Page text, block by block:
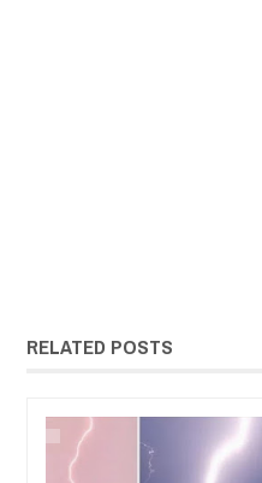
RELATED POSTS
EXTRANOTIX MISTERIO